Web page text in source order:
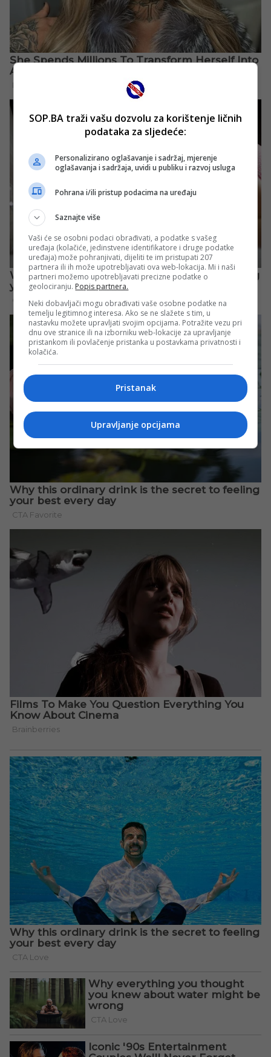
SOP.BA traži vašu dozvolu za korištenje ličnih
podataka za sljedeće:
Personalizirano oglašavanje i sadržaj, mjerenje
oglašavanja i sadržaja, uvidi u publiku i razvoj usluga
Pohrana i/ili pristup podacima na uređaju
Saznajte više
Vaši će se osobni podaci obrađivati, a podatke s vašeg
uređaja (kolačiće, jedinstvene identifikatore i druge podatke
uređaja) može pohranjivati, dijeliti te im pristupati 207
partnera ili ih može upotrebljavati ova web-lokacija. Mi i naši
partneri možemo upotrebljavati precizne podatke o
geolociranju. Popis partnera.
Neki dobavljači mogu obrađivati vaše osobne podatke na
temelju legitimnog interesa. Ako se ne slažete s tim, u
nastavku možete upravljati svojim opcijama. Potražite vezu pri
dnu ove stranice ili na izborniku web-lokacije za upravljanje
pristankom ili povlačenje pristanka u postavkama privatnosti i
kolačića.
Pristanak
Upravljanje opcijama